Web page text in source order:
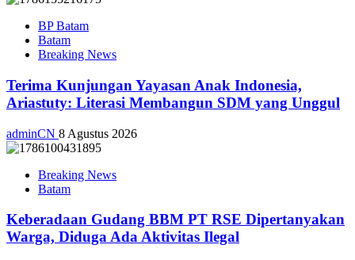
BP Batam
Batam
Breaking News
Terima Kunjungan Yayasan Anak Indonesia,
Ariastuty: Literasi Membangun SDM yang Unggul
adminCN 8 Agustus 2026
Breaking News
Batam
Keberadaan Gudang BBM PT RSE Dipertanyakan
Warga, Diduga Ada Aktivitas Ilegal